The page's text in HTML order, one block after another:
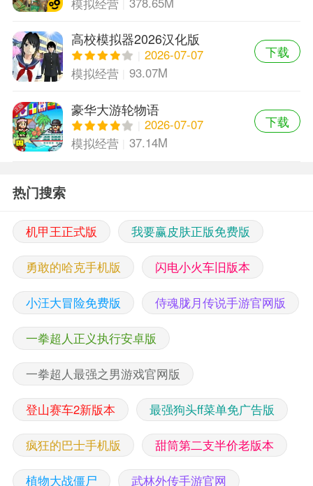
高校模拟器2026汉化版
2026-07-07
模拟经营
93.07M
下载
豪华大游轮物语
2026-07-07
模拟经营
37.14M
下载
热门搜索
机甲王正式版 我要赢皮肤正版免费版
勇敢的哈克手机版 闪电小火车旧版本
小汪大冒险免费版 侍魂胧月传说手游官网版
一拳超人正义执行安卓版
一拳超人最强之男游戏官网版
登山赛车2新版本 最强狗头ff菜单免广告版
疯狂的巴士手机版 甜筒第二支半价老版本
植物大战僵尸 武林外传手游官网